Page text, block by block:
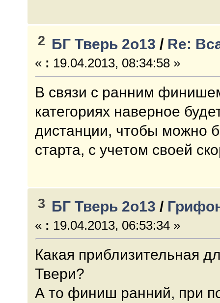
2 БГ Тверь 2о13 / Re:
« : 19.04.2013, 08:34:58 »
В связи с ранним
категориях наверное
дистанции, чтобы можно
старта, с учетом своей
3 БГ Тверь 2о13/
« : 19.04.2013, 06:53:34 »
Какая приблизительная
Твери?
А то финиш ранний, при